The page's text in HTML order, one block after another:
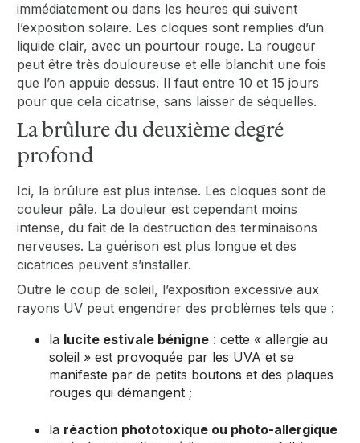
immédiatement ou dans les heures qui suivent
l’exposition solaire. Les cloques sont remplies d’un
liquide clair, avec un pourtour rouge. La rougeur
peut être très douloureuse et elle blanchit une fois
que l’on appuie dessus. Il faut entre 10 et 15 jours
pour que cela cicatrise, sans laisser de séquelles.
La brûlure du deuxième degré
profond
Ici, la brûlure est plus intense. Les cloques sont de
couleur pâle. La douleur est cependant moins
intense, du fait de la destruction des terminaisons
nerveuses. La guérison est plus longue et des
cicatrices peuvent s’installer.
Outre le coup de soleil, l’exposition excessive aux
rayons UV peut engendrer des problèmes tels que :
la lucite estivale bénigne : cette « allergie au
soleil » est provoquée par les UVA et se
manifeste par de petits boutons et des plaques
rouges qui démangent ;
la réaction phototoxique ou photo-allergique